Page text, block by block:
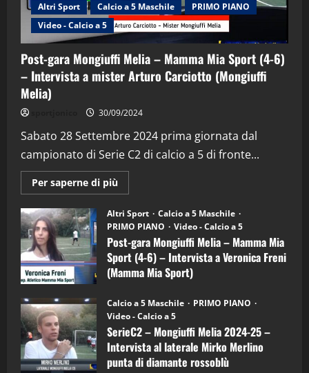
Altri Sport Calcio a 5 Maschile
PRIMO PIANO
Video - Calcio a 5
Post-gara Mongiuffi Melia – Mamma Mia Sport (4-6)
– Intervista a mister Arturo Carciotto (Mongiuffi
Melia)
30/09/2024
Sabato 28 Settembre 2024 prima giornata dal
campionato di Serie C2 di calcio a 5 di fronte...
Per saperne di più
informazioni
Post-
gara
Mongiuffi
Melia
–
Mamma
Mia
Sport
6)
–
Intervista
a
mister
Arturo
Carciotto
(Mongiuffi
Altri Sport
Calcio a 5 Maschile
PRIMO PIANO
Video - Calcio a 5
Post-gara Mongiuffi Melia – Mamma Mia
Sport (4-6) – Intervista a Veronica Freni
(Mamma Mia Sport)
Calcio a 5 Maschile
PRIMO PIANO
Video - Calcio a 5
SerieC2 – Mongiuffi Melia 2024-25 –
Intervista al laterale Mirko Merlino
punta di diamante rossoblù
2
“SportEmpire” in Podcast: 29^ Puntata
(Martedi 28 Aprile 2026)
28/04/2026
3
"SportEmpire" in Podcast
“SportEmpire” in Podcast: 28^ Puntata
(Martedi 21 Aprile 2026)
21/04/2026
4
“SportEmpire” in Podcast: 27^ Puntata
(Martedi 14 Aprile 2026)
15/04/2026